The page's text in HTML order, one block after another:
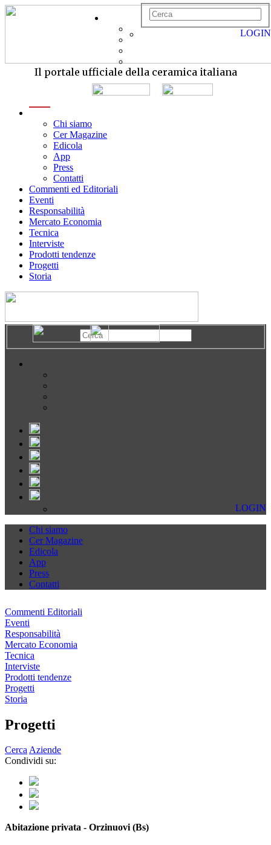
Il portale ufficiale della ceramica italiana
Chi siamo
Cer Magazine
Edicola
App
Press
Contatti
Commenti ed Editoriali
Eventi
Responsabilità
Mercato Economia
Tecnica
Interviste
Prodotti tendenze
Progetti
Storia
LOGIN
LOGIN
Chi siamo
Cer Magazine
Edicola
App
Press
Contatti
Commenti Editoriali
Eventi
Responsabilità
Mercato Economia
Tecnica
Interviste
Prodotti tendenze
Progetti
Storia
Progetti
CercaAziende
Condividi su:
Abitazione privata - Orzinuovi (Bs)